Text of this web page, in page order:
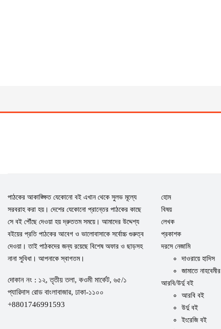
পাঠকের আকাঙ্ক্ষিত যেকোনো বই এখান থেকে সুলভ মূল্যে
সরবরাহ করা হয়। দেশের যেকোনো প্রান্তের পাঠকের কাছে
সে বই পৌঁছে দেওয়া হয় দ্রুততম সময়ে। আমাদের উদ্দেশ্য
বইয়ের প্রতি পাঠকের আবেগ ও ভালোবাসাকে সর্বোচ্চ গুরুত্ব
দেওয়া। তাই পাঠকদের জন্য রয়েছে বিশেষ অফার ও ছাড়সহ
নানা সুবিধা। আপনাকে স্বাগতম।
দোকান নং : ১২, তৃতীয় তলা, কওমী মার্কেট, ৬৫/১
প্যারিদাস রোড বাংলাবাজার, ঢাকা-১১০০
+8801746991593
হোম
বিষয়
লেখক
প্রকাশক
দরসে নেজামি
দাওরায়ে হাদিস
জামাতে নাহবেমীর
আরবি/উর্দু বই
আরবি বই
উর্দু বই
ইংরেজি বই